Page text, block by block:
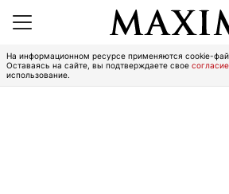
На информационном ресурсе применяются cookie-
Оставаясь на сайте, вы подтверждаете свое согласие
использование.